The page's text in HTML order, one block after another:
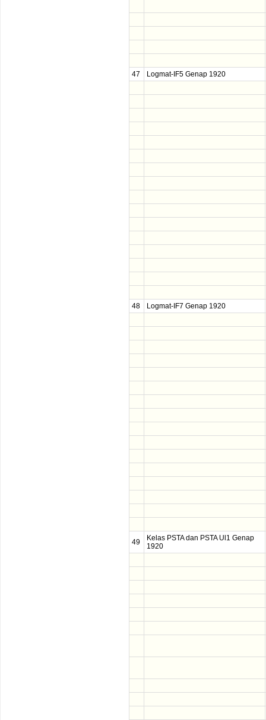
47 Logmat-IF5 Genap 1920
48 Logmat-IF7 Genap 1920
49
Kelas PSTA dan PSTA Ul1 Genap
1920